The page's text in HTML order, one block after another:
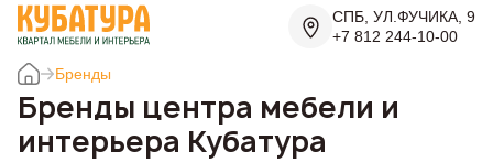
СПБ, УЛ.ФУЧИКА, 9
+7 812 244-10-00
Бренды
Бренды центра мебели и
интерьера Кубатура